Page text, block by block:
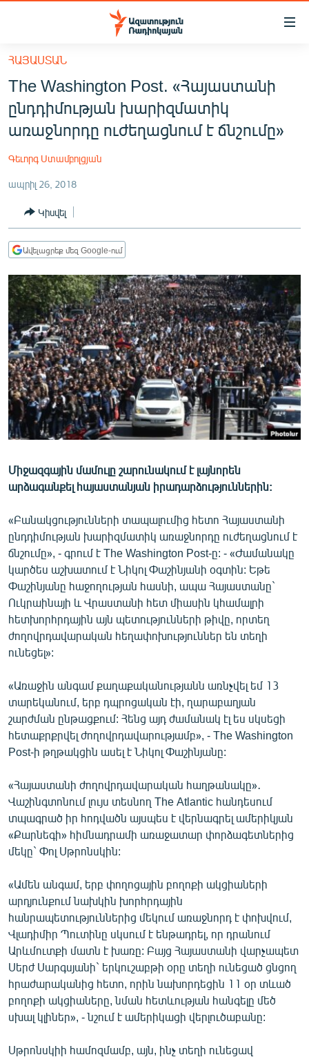
Մատչելիության
հիմնական
բովանդակությանը
Անցնել
հիմնական
մենյուին
ՔԱՂԱՔԱԿԱՆ
ՏՆՏԵՍՈՒԹՅՈՒՆ
ՂԱՐԱԲԱՂ
ՏԱՐԱԾԱՇՐՋԱՆ
ՄԻՋԱԶԳԱՅԻՆ
ՄՇԱԿՈՒՅԹ
ՍՊՈՐՏ
ՄԵԿՆԱԲԱՆՈՒԹՅՈՒՆ
ՏՏ ԵՒ ԻՆՏԵՐՆԵՏ
ԱՐԽԻՎ
ՏԵՍԱՆՅՈՒԹԵՐ
ԲԱՆԱՎԵՃ
ՁԳՏԵԼՈՎ ԼԱՎԱԳՈՒՅՆԻՆ
ՓՈԴՔԱՍԹ
Հայերեն
English
Русский
ՀԵՏԵՎԵՔ ՄԵԶ
«Ազատության» բոլոր կայքերը
ՀԱՅԱՍՏԱՆ
The Washington Post. «Հայաստանի
ընդդիմության խարիզմատիկ
առաջնորդը ուժեղացնում է ճնշումը»
Գեւորգ Ստամբոլցյան
ապրիլ 26, 2018
Կիսվել
Ավելացրեք մեզ Google-ում
Միջազգային մամուլը շարունակում է լայնորեն
արձագանքել հայաստանյան իրադարձություններին:
«Բանակցությունների տապալումից հետո Հայաստանի
ընդդիմության խարիզմատիկ առաջնորդը ուժեղացնում է
ճնշումը», - գրում է The Washington Post-ը: - «Ժամանակը
կարծես աշխատում է Նիկոլ Փաշինյանի օգտին: Եթե
Փաշինյանը հաջողության հասնի, ապա Հայաստանը`
Ուկրաինայի և Վրաստանի հետ միասին կհամալրի
հետխորհրդային այն պետությունների թիվը, որտեղ
ժողովրդավարական հեղափոխություններ են տեղի
ունեցել»:
«Առաջին անգամ քաղաքականությանն առնչվել եմ 13
տարեկանում, երբ դպրոցական էի, ղարաբաղյան
շարժման ընթացքում: Հենց այդ ժամանակ էլ ես սկսեցի
հետաքրքրվել ժողովրդավարությամբ», - The Washington
Post-ի թղթակցին ասել է Նիկոլ Փաշինյանը:
«Հայաստանի ժողովրդավարական հաղթանակը»․
Վաշինգտոնում լույս տեսնող The Atlantic հանդեսում
տպագրած իր հոդվածն այսպես է վերնագրել ամերիկյան
«Քարնեգի» հիմնադրամի առաջատար փորձագետներից
մեկը` Փոլ Սթրոնսկին:
«Ամեն անգամ, երբ փողոցային բողոքի ակցիաների
արդյունքում նախկին խորհրդային
հանրապետություններից մեկում առաջնորդ է փոխվում,
Վլադիմիր Պուտինը սկսում է ենթադրել, որ դրանում
Արևմուտքի մատն է խառը: Բայց Հայաստանի վարչապետ
Սերժ Սարգսյանի` երկուշաբթի օրը տեղի ունեցած ցնցող
հրաժարականից հետո, որին նախորդեցին 11 օր տևած
բողոքի ակցիաները, նման հետևության հանգելը մեծ
սխալ կլիներ», - նշում է ամերիկացի վերլուծաբանը:
Սթրոնսկիի համոզմամբ, այն, ինչ տեղի ունեցավ